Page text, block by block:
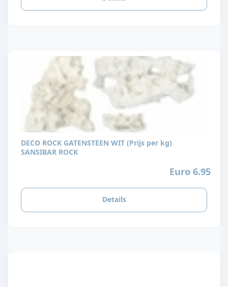
DECO ROCK GATENSTEEN WIT (Prijs per kg)
SANSIBAR ROCK
Euro 6.95
Details